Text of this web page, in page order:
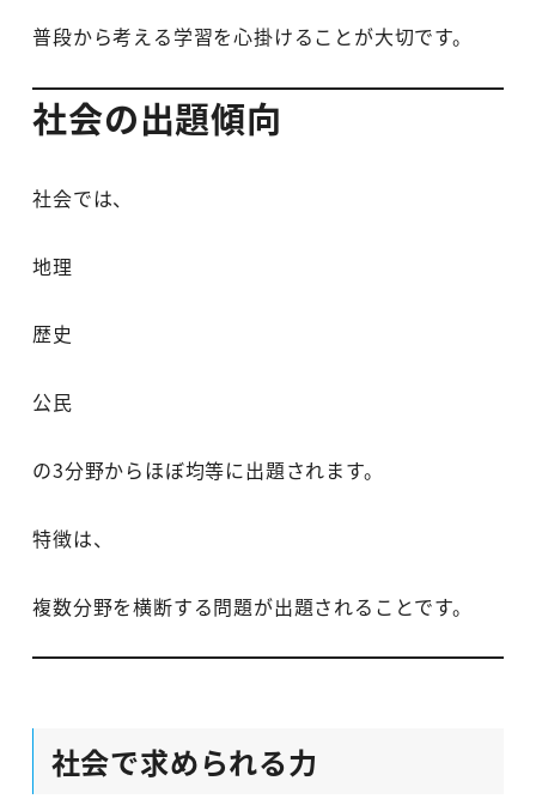
普段から考える学習を心掛けることが大切です。
社会の出題傾向
社会では、
地理
歴史
公民
の3分野からほぼ均等に出題されます。
特徴は、
複数分野を横断する問題が出題されることです。
社会で求められる力